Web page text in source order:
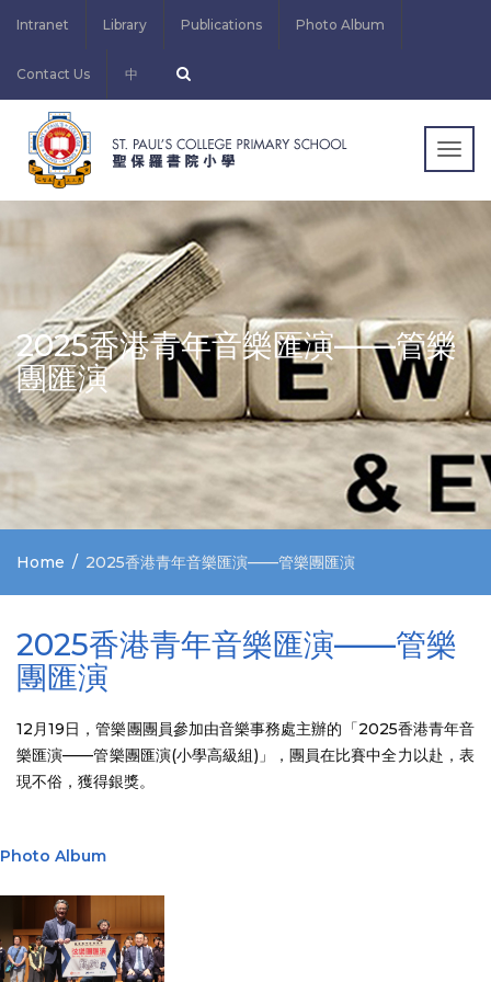
Intranet Library Publications Photo Album
Contact Us 中
2025香港青年音樂匯演——管樂
團匯演
Home 2025香港青年音樂匯演——管樂團匯演
2025香港青年音樂匯演——管樂
團匯演
12月19日，管樂團團員參加由音樂事務處主辦的「2025香港青年音
樂匯演——管樂團匯演(小學高級組)」，團員在比賽中全力以赴，表
現不俗，獲得銀獎。
Photo Album